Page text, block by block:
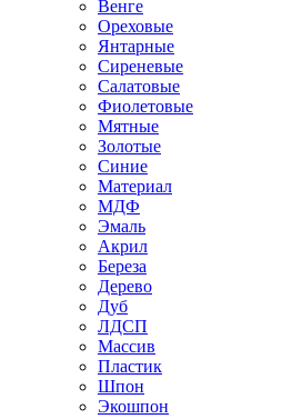
Венге
Ореховые
Янтарные
Сиреневые
Салатовые
Фиолетовые
Мятные
Золотые
Синие
Материал
МДФ
Эмаль
Акрил
Береза
Дерево
Дуб
ЛДСП
Массив
Пластик
Шпон
Экошпон